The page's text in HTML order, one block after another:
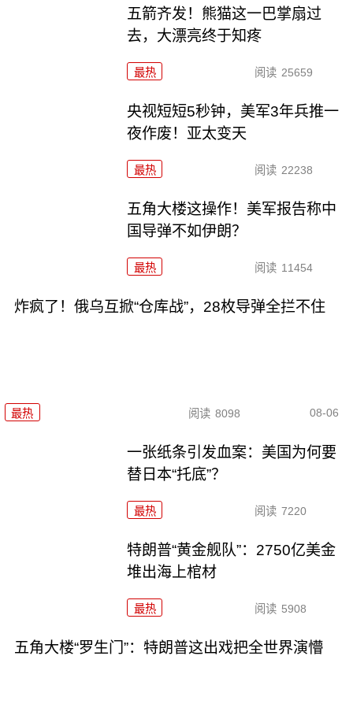
五箭齐发！熊猫这一巴掌扇过
去，大漂亮终于知疼
最热 阅读 25659
央视短短5秒钟，美军3年兵推一
夜作废！亚太变天
最热 阅读 22238
五角大楼这操作！美军报告称中
国导弹不如伊朗？
最热 阅读 11454
炸疯了！俄乌互掀“仓库战”，28枚导弹全拦不住
最热 阅读 8098 08-06
一张纸条引发血案：美国为何要
替日本“托底”？
最热 阅读 7220
特朗普“黄金舰队”：2750亿美金
堆出海上棺材
最热 阅读 5908
五角大楼“罗生门”：特朗普这出戏把全世界演懵